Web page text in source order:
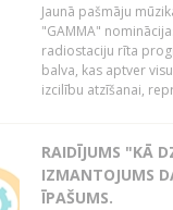
Jaunā pašmāju
"GAMMA"
radiostaciju rīta
balva, kas aptver
izcilību atzīšanai,
RAIDĪJUMS "KĀ
IZMANTOJUMS
ĪPAŠUMS.